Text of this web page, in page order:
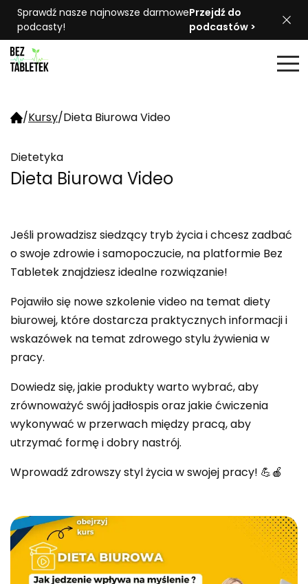
Sprawdź nasze najnowsze darmowe
podcasty!
Przejdź do
podcastów >
/Kursy/Dieta Biurowa Video
Dietetyka
Dieta Biurowa Video
Jeśli prowadzisz siedzący tryb życia i chcesz zadbać
o swoje zdrowie i samopoczucie, na platformie Bez
Tabletek znajdziesz idealne rozwiązanie!
Pojawiło się nowe szkolenie video na temat diety
biurowej, które dostarcza praktycznych informacji i
wskazówek na temat zdrowego stylu żywienia w
pracy.
Dowiedz się, jakie produkty warto wybrać, aby
zrównoważyć swój jadłospis oraz jakie ćwiczenia
wykonywać w przerwach między pracą, aby
utrzymać formę i dobry nastrój.
Wprowadź zdrowszy styl życia w swojej pracy! 💪🍎